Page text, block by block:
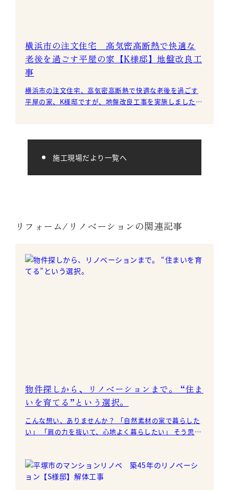
横浜市の注文住宅 高気密高断熱で快適な
老後を過ごす平屋の家【K様邸】地盤改良工
事
横浜市の注文住宅、高気密高断熱で快適な老後を過ごす
平屋の家、K様邸ですが、地盤改良工事を実施しました。
施工現場だより一覧へ
リフォーム/リノベーションの関連記事
物件探しから、リノベーションまで。 “住ま
いを育てる”という選択。
こんな想い、ありませんか？ 「自然素材の家で暮らした
い」 「肩の力を抜いて、心地よく暮らしたい」 そう思っ